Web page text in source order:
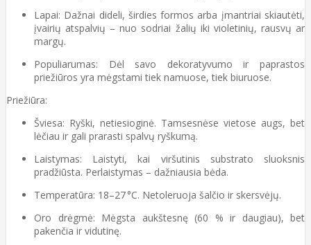
Lapai: Dažnai dideli, širdies formos arba įmantriai skiautėti,
įvairių atspalvių – nuo sodriai žalių iki violetinių, rausvų ar
margų.
Populiarumas: Dėl savo dekoratyvumo ir paprastos
priežiūros yra mėgstami tiek namuose, tiek biuruose.
Priežiūra:
Šviesa: Ryški, netiesioginė. Tamsesnėse vietose augs, bet
lėčiau ir gali prarasti spalvų ryškumą.
Laistymas: Laistyti, kai viršutinis substrato sluoksnis
pradžiūsta. Perlaistymas – dažniausia bėda.
Temperatūra: 18–27 °C. Netoleruoja šalčio ir skersvėjų.
Oro drėgmė: Mėgsta aukštesnę (60 % ir daugiau), bet
pakenčia ir vidutinę.